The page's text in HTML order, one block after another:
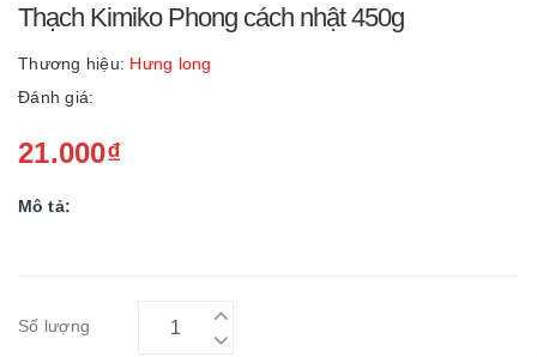
Thạch Kimiko Phong cách nhật 450g
Thương hiệu: Hưng long
Đánh giá:
21.000₫
Mô tả:
Số lượng